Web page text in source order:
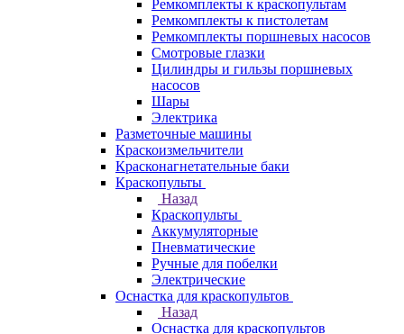
Ремкомплекты к краскопультам
Ремкомплекты к пистолетам
Ремкомплекты поршневых насосов
Смотровые глазки
Цилиндры и гильзы поршневых
насосов
Шары
Электрика
Разметочные машины
Краскоизмельчители
Красконагнетательные баки
Краскопульты
Назад
Краскопульты
Аккумуляторные
Пневматические
Ручные для побелки
Электрические
Оснастка для краскопультов
Назад
Оснастка для краскопультов